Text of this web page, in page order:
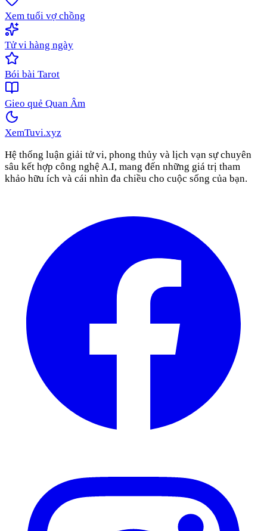
Xem tuổi vợ chồng
Tử vi hàng ngày
Bói bài Tarot
Gieo quẻ Quan Âm
XemTuvi.xyz
Hệ thống luận giải tử vi, phong thủy và lịch vạn sự chuyên
sâu kết hợp công nghệ A.I, mang đến những giá trị tham
khảo hữu ích và cái nhìn đa chiều cho cuộc sống của bạn.